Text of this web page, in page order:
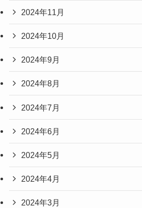
2024年11月
2024年10月
2024年9月
2024年8月
2024年7月
2024年6月
2024年5月
2024年4月
2024年3月